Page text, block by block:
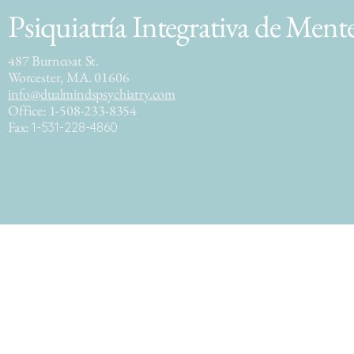
Psiquiatría Integrativa de
487 Burncoat St.
Worcester, MA. 01606
info@dualmindspsychiatry.com
Office: 1-508-233-8354
Fax:1-531-228-4860